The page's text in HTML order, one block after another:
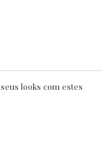
looks com estes